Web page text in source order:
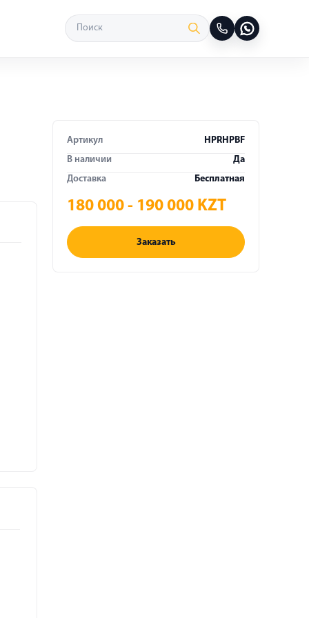
Артикул
HPRHPBF
В наличии
Да
Доставка
Бесплатная
180 000 - 190 000 KZT
Заказать